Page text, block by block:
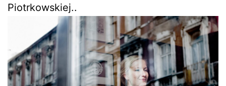
Piotrkowskiej..